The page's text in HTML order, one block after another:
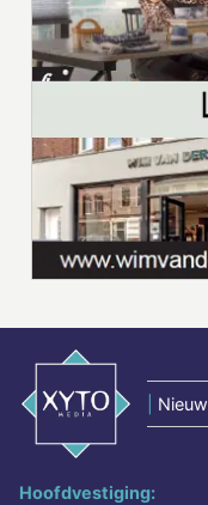
Hoofdvestiging: